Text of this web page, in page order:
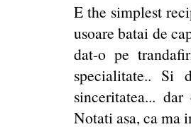
E the simplest
usoare batai de
dat-o pe
specialitate.. Si
sinceritatea...
Notati asa, ca ma